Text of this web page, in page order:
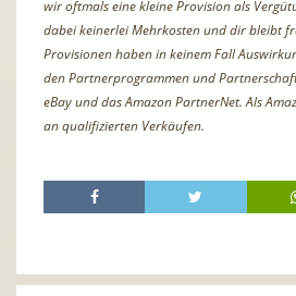
wir oftmals eine kleine Provision als
dabei keinerlei Mehrkosten und dir bleibt
Provisionen haben in keinem Fall
den Partnerprogrammen und
eBay und das Amazon PartnerNet. Als
an qualifizierten Verkäufen.